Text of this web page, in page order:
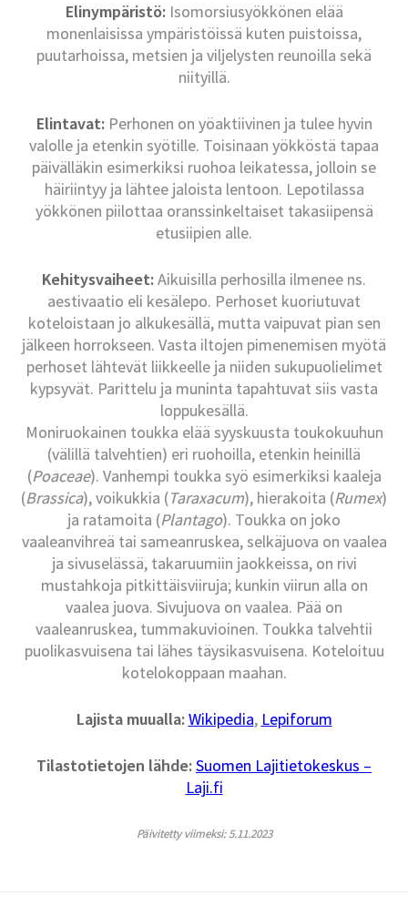
Elinympäristö:Isomorsiusyökkönen elää
monenlaisissa ympäristöissä kuten puistoissa,
puutarhoissa, metsien ja viljelysten reunoilla sekä
niityillä.
Elintavat:Perhonen on yöaktiivinen ja tulee hyvin
valolle ja etenkin syötille. Toisinaan yökköstä tapaa
päivälläkin esimerkiksi ruohoa leikatessa, jolloin se
häiriintyy ja lähtee jaloista lentoon. Lepotilassa
yökkönen piilottaa oranssinkeltaiset takasiipensä
etusiipien alle.
Kehitysvaiheet:Aikuisilla perhosilla ilmenee ns.
aestivaatio eli kesälepo. Perhoset kuoriutuvat
koteloistaan jo alkukesällä, mutta vaipuvat pian sen
jälkeen horrokseen. Vasta iltojen pimenemisen myötä
perhoset lähtevät liikkeelle ja niiden sukupuolielimet
kypsyvät. Parittelu ja muninta tapahtuvat siis vasta
loppukesällä.
Moniruokainen toukka elää syyskuusta toukokuuhun
(välillä talvehtien) eri ruohoilla, etenkin heinillä
(Poaceae). Vanhempi toukka syö esimerkiksi kaaleja
(Brassica), voikukkia (Taraxacum), hierakoita (Rumex)
ja ratamoita (Plantago). Toukka on joko
vaaleanvihreä tai sameanruskea, selkäjuova on vaalea
ja sivuselässä, takaruumiin jaokkeissa, on rivi
mustahkoja pitkittäisviiruja; kunkin viirun alla on
vaalea juova. Sivujuova on vaalea. Pää on
vaaleanruskea, tummakuvioinen. Toukka talvehtii
puolikasvuisena tai lähes täysikasvuisena. Koteloituu
kotelokoppaan maahan.
Lajista muualla:Wikipedia, Lepiforum
Tilastotietojen lähde:Suomen Lajitietokeskus –
Laji.fi
Päivitetty viimeksi: 5.11.2023